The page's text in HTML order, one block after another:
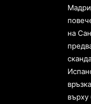
на
върху